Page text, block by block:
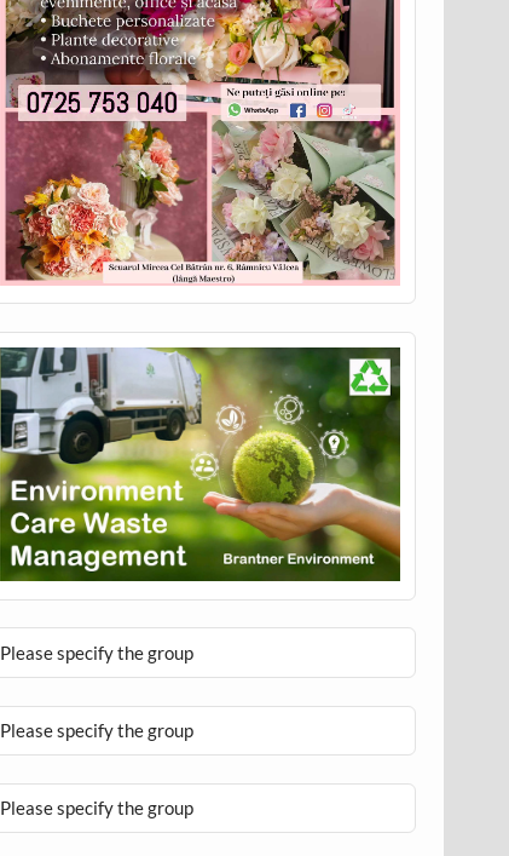
Please specify the group
Please specify the group
Please specify the group